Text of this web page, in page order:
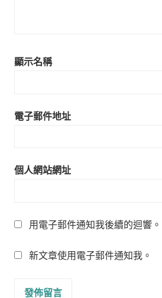
顯示名稱
電子郵件地址
個人網站網址
用電子郵件通知我後續的迴響。
新文章使用電子郵件通知我。